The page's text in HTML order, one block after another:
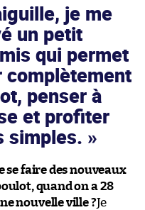
je me
un petit
qui permet
complètement
penser à
et profiter
simples.
se faire des nouveaux
quand on a 28
nouvelle ville ?Je